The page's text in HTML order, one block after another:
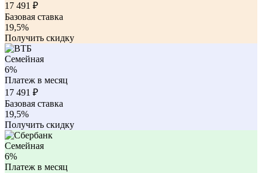
17 491 ₽
Базовая ставка
19,5%
Получить скидку
Семейная
6%
Платеж в месяц
17 491 ₽
Базовая ставка
19,5%
Получить скидку
Семейная
6%
Платеж в месяц